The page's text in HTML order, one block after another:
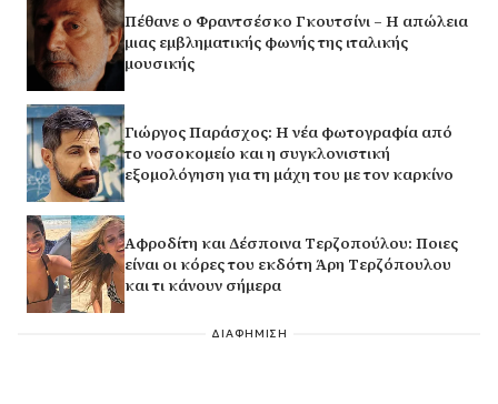
Πέθανε ο Φραντσέσκο Γκουτσίνι – Η απώλεια
μιας εμβληματικής φωνής της ιταλικής
μουσικής
Γιώργος Παράσχος: Η νέα φωτογραφία από
το νοσοκομείο και η συγκλονιστική
εξομολόγηση για τη μάχη του με τον καρκίνο
Αφροδίτη και Δέσποινα Τερζοπούλου: Ποιες
είναι οι κόρες του εκδότη Άρη Τερζόπουλου
και τι κάνουν σήμερα
ΔΙΑΦΗΜΙΣΗ